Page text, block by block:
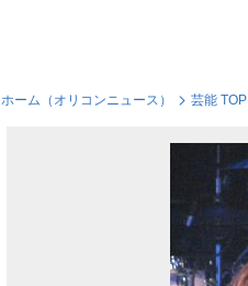
ホーム（オリコンニュース） 芸能 TOP